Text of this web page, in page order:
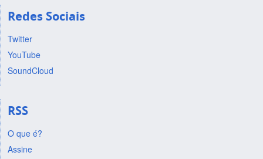
Redes Sociais
Twitter
YouTube
SoundCloud
RSS
O que é?
Assine